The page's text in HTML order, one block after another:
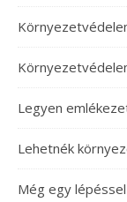
Legyen
Lehetnék
Még egy